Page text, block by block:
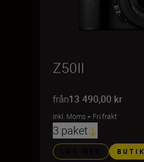
Z50II
från13 490,00 kr
inkl. Moms+ Fri frakt
3 paket
BUTIK